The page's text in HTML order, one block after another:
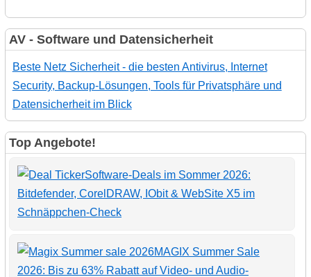
AV - Software und Datensicherheit
Beste Netz Sicherheit - die besten Antivirus, Internet
Security, Backup-Lösungen, Tools für Privatsphäre und
Datensicherheit im Blick
Top Angebote!
Software-Deals im Sommer 2026:
Bitdefender, CorelDRAW, IObit & WebSite X5 im
Schnäppchen-Check
MAGIX Summer Sale
2026: Bis zu 63% Rabatt auf Video- und Audio-